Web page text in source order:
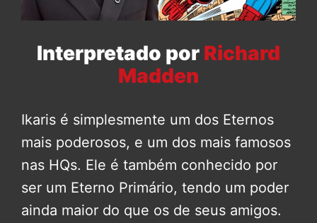
Interpretado por Richard
Madden
Ikaris é simplesmente um dos Eternos
mais poderosos, e um dos mais famosos
nas HQs. Ele é também conhecido por
ser um Eterno Primário, tendo um poder
ainda maior do que os de seus amigos.